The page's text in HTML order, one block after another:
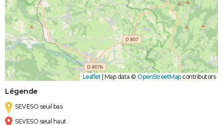
Leaflet Map data © OpenStreetMapcontributors
Légende
SEVESO seuil bas
SEVESO seuil haut